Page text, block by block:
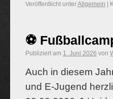
Veröffentlicht unterAllgemein
⚽️
Publiziert am 1. Juni 2026 von
Auch in diesem
und E-Jugend